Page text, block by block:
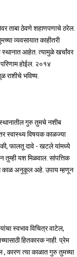
ताबा ठेवणे शहाणपणाचे ठरेल.
व्यवसायात काहीतरी
आहेत. त्यामुळे खर्चांवर
होईल. २०१४
राशीचे भविष्य.
गुरु तुमचे नशीब
स्वास्थ्य विषयक काळज्या
की, फालतू दावे - खटले यांमध्ये
यश मिळवाल. सांपत्तिक
हा काळ अनुकूल अहे. उपाय म्हणून
स्वभाव विचित्र वाटेल,
हितकारक नाही. प्रेम
, कारण त्या काळात गुरु तुमच्या